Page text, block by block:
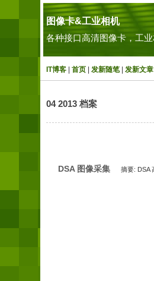
图像卡&工业相机
各种接口高清图像卡，工
IT博客| 首页| 发新随笔| 发新文章|
04 2013 档案
DSA 图像采集摘要: DSA